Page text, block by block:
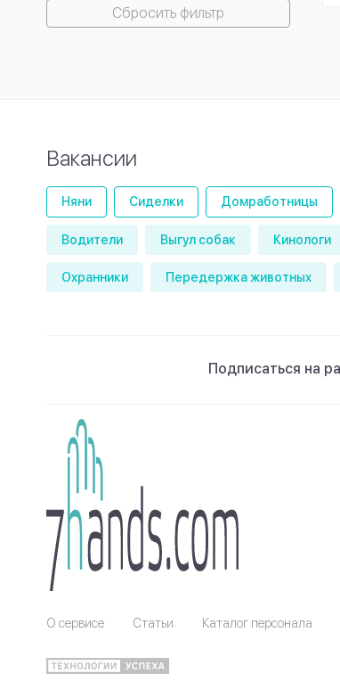
Сбросить фильтр
Вакансии
Няни Сиделки Домработницы
Водители Выгул собак Кинологи
Охранники Передержка животных
Подписаться на
О сервисе Статьи Каталог персонала